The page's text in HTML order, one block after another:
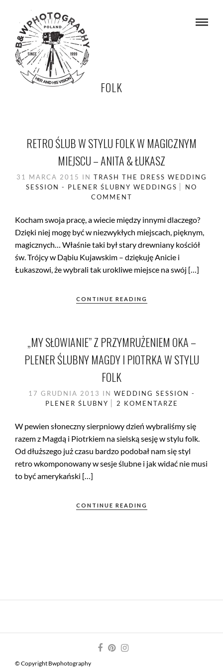
FOLK
RETRO ŚLUB W STYLU FOLK W MAGICZNYM
MIEJSCU – ANITA & ŁUKASZ
31 MARCA 2015 IN TRASH THE DRESS WEDDING
SESSION - PLENER ŚLUBNY WEDDINGS
NO
COMMENT
Kocham swoja pracę, a wiecie między innymi dlaczego?
Dzięki niej mogę być w niezwykłych miejscach, pięknym,
magicznych… Właśnie taki był stary drewniany kościół
św. Trójcy w Dąbiu Kujawskim – dziękuję Anicie i
Łukaszowi, że wybrali tak urokliwe miejsce na swój […]
CONTINUE READING
„MY SŁOWIANIE” Z PRZYMRUŻENIEM OKA –
PLENER ŚLUBNY MAGDY I PIOTRKA W STYLU
FOLK
17 GRUDNIA 2013 IN WEDDING SESSION -
PLENER ŚLUBNY
2 KOMENTARZE
W pewien słoneczny sierpniowy dzień wybraliśmy się
razem z Magdą i Piotrkiem na sielską sesję w stylu folk.
Od dłuższego już czasu bardzo podobał nam się styl
retro wkomponowany w sesje ślubne i jak widać nie musi
to być amerykański […]
CONTINUE READING
© Copyright Bwphotography